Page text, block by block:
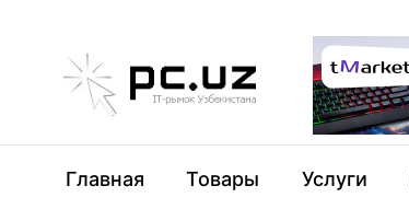
Главная Товары Услуги